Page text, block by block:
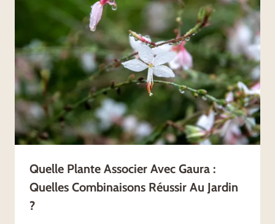
Quelle Plante Associer Avec Gaura :
Quelles Combinaisons Réussir Au Jardin
?